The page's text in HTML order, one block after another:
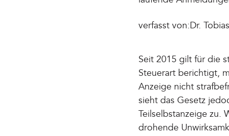
verfasst von:Dr.
Seit 2015 gilt für die
Steuerart berichtigt,
Anzeige nicht
sieht das Gesetz
Teilselbstanzeige zu.
drohende